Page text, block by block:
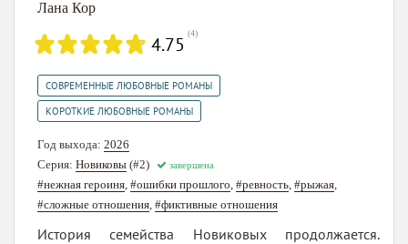
Лана Кор
4.75 (4)
СОВРЕМЕННЫЕ ЛЮБОВНЫЕ РОМАНЫ
КОРОТКИЕ ЛЮБОВНЫЕ РОМАНЫ
Год выхода: 2026
Серия: Новиковы (#2) завершена
#нежная героиня, #ошибки прошлого, #ревность, #рыжая,
#сложные отношения, #фиктивные отношения
История семейства Новиковых продолжается.